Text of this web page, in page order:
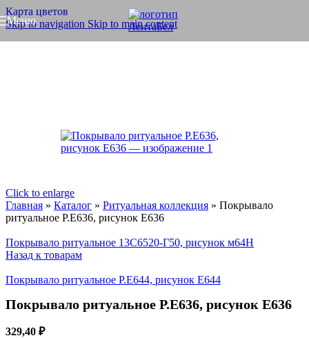
Карта цветов
Skip to navigation Skip to main content
Меню
Click to enlarge
Главная » Каталог » Ритуальная коллекция » Покрывало
ритуальное Р.Е636, рисунок Е636
Покрывало ритуальное 13С6520-Г50, рисунок м64Н
Назад к товарам
Покрывало ритуальное Р.Е644, рисунок Е644
Покрывало ритуальное Р.Е636, рисунок Е636
329,40 ₽